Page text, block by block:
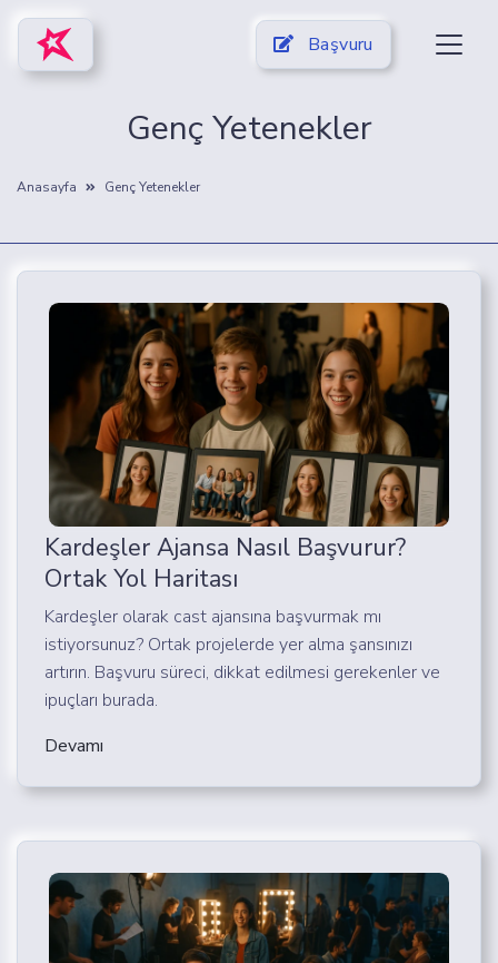
Başvuru
Genç Yetenekler
Anasayfa Genç Yetenekler
Kardeşler Ajansa Nasıl Başvurur?
Ortak Yol Haritası
Kardeşler olarak cast ajansına başvurmak mı
istiyorsunuz? Ortak projelerde yer alma şansınızı
artırın. Başvuru süreci, dikkat edilmesi gerekenler ve
ipuçları burada.
Devamı